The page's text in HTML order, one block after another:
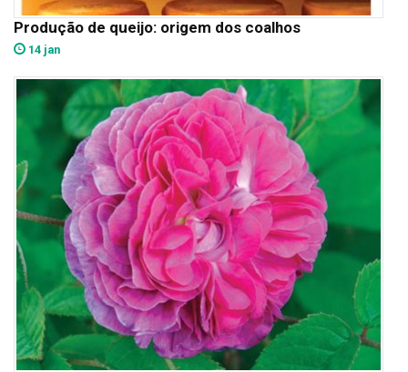
Produção de queijo: origem dos coalhos
14 jan